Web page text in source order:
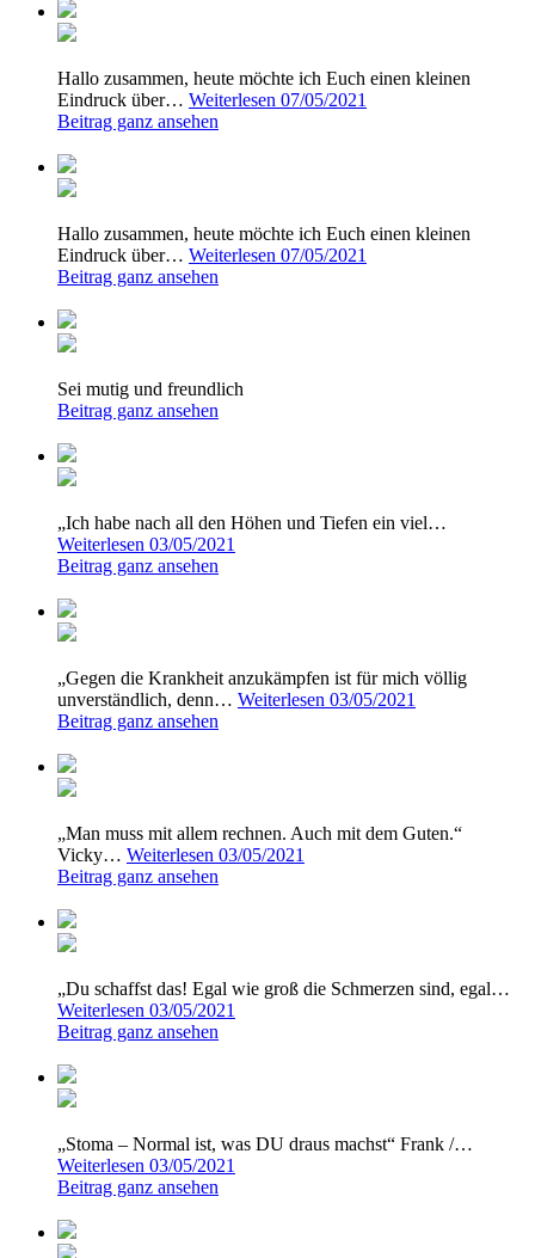
Hallo zusammen, heute möchte ich Euch einen kleinen
Eindruck über… Weiterlesen 07/05/2021
Beitrag ganz ansehen
Hallo zusammen, heute möchte ich Euch einen kleinen
Eindruck über… Weiterlesen 07/05/2021
Beitrag ganz ansehen
Sei mutig und freundlich
Beitrag ganz ansehen
„Ich habe nach all den Höhen und Tiefen ein viel…
Weiterlesen 03/05/2021
Beitrag ganz ansehen
„Gegen die Krankheit anzukämpfen ist für mich völlig
unverständlich, denn… Weiterlesen 03/05/2021
Beitrag ganz ansehen
„Man muss mit allem rechnen. Auch mit dem Guten.“
Vicky… Weiterlesen 03/05/2021
Beitrag ganz ansehen
„Du schaffst das! Egal wie groß die Schmerzen sind, egal…
Weiterlesen 03/05/2021
Beitrag ganz ansehen
„Stoma – Normal ist, was DU draus machst“ Frank /…
Weiterlesen 03/05/2021
Beitrag ganz ansehen